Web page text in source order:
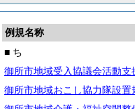
例規名称
■ ち
御所市地域受入協議会活動支
御所市地域おこし協力隊設置